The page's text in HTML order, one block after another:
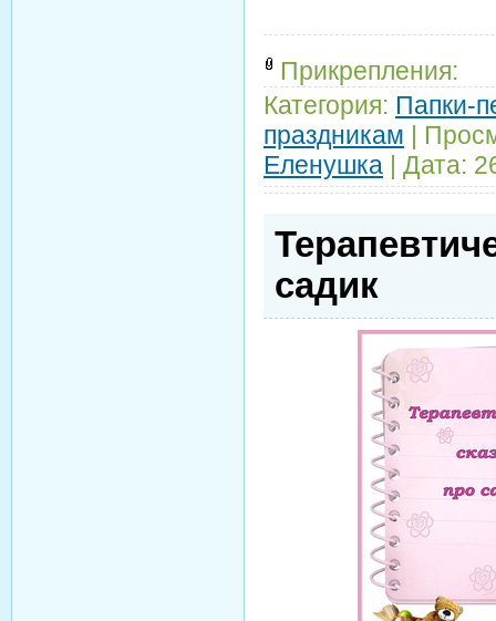
Прикрепления:
Категория: Папки-
праздникам
Еленушка
Дата:
садик